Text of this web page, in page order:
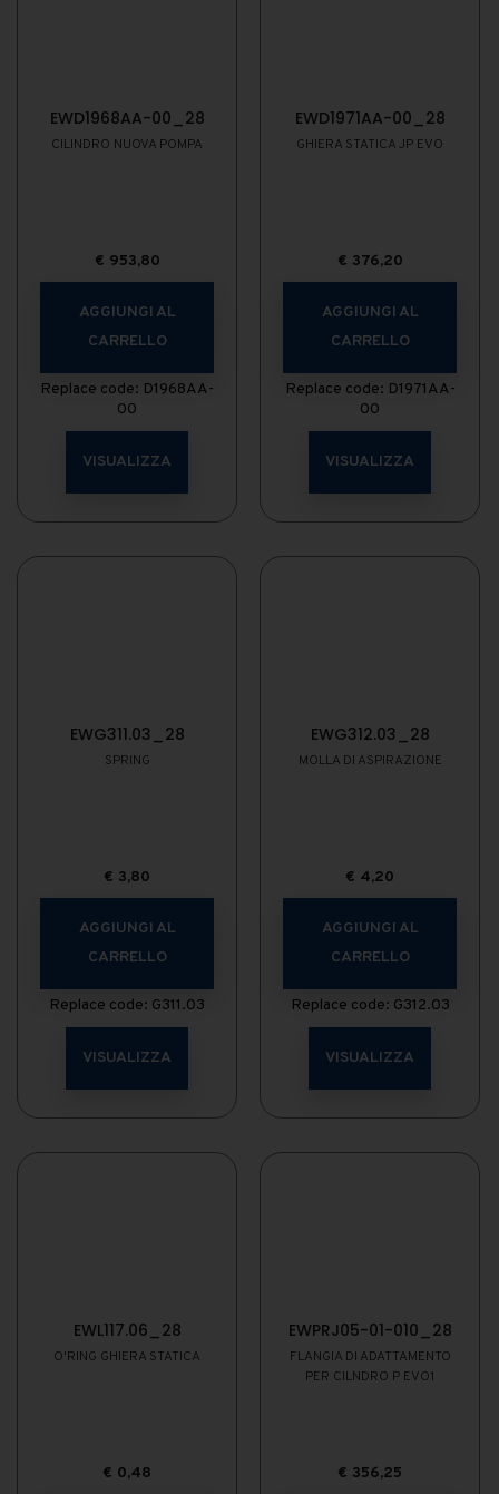
EWD1968AA-00_28
CILINDRO NUOVA POMPA
€ 953,80
AGGIUNGI AL
CARRELLO
Replace code: D1968AA-
00
VISUALIZZA
EWD1971AA-00_28
GHIERA STATICA JP EVO
€ 376,20
AGGIUNGI AL
CARRELLO
Replace code: D1971AA-
00
VISUALIZZA
EWG311.03_28
SPRING
€ 3,80
AGGIUNGI AL
CARRELLO
Replace code: G311.03
VISUALIZZA
EWG312.03_28
MOLLA DI ASPIRAZIONE
€ 4,20
AGGIUNGI AL
CARRELLO
Replace code: G312.03
VISUALIZZA
EWL117.06_28
O'RING GHIERA STATICA
€ 0,48
EWPRJ05-01-010_28
FLANGIA DI ADATTAMENTO
PER CILNDRO P EVO1
€ 356,25